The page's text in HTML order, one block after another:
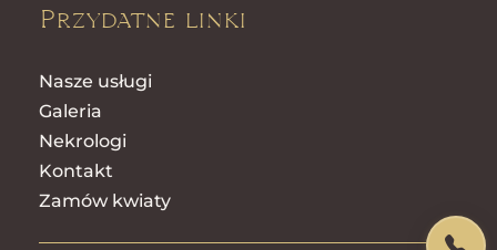
Przydatne linki
Nasze usługi
Galeria
Nekrologi
Kontakt
Zamów kwiaty